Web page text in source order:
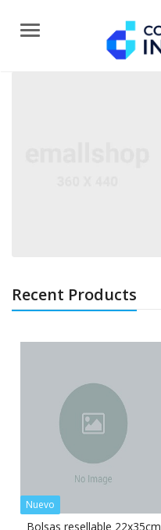
Menu
Recent Products
Nuevo
Bolsas resellable 22x35cm